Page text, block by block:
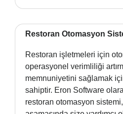
Restoran Otomasyon
Restoran işletmeleri için
operasyonel verimliliği
memnuniyetini sağlamak
sahiptir. Eron Software
restoran otomasyon